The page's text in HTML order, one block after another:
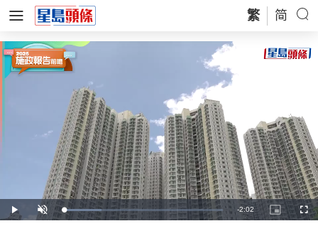
繁 简
Play Unmute Loaded:
23.65%
Remaining
-2:02
Picture-
in-